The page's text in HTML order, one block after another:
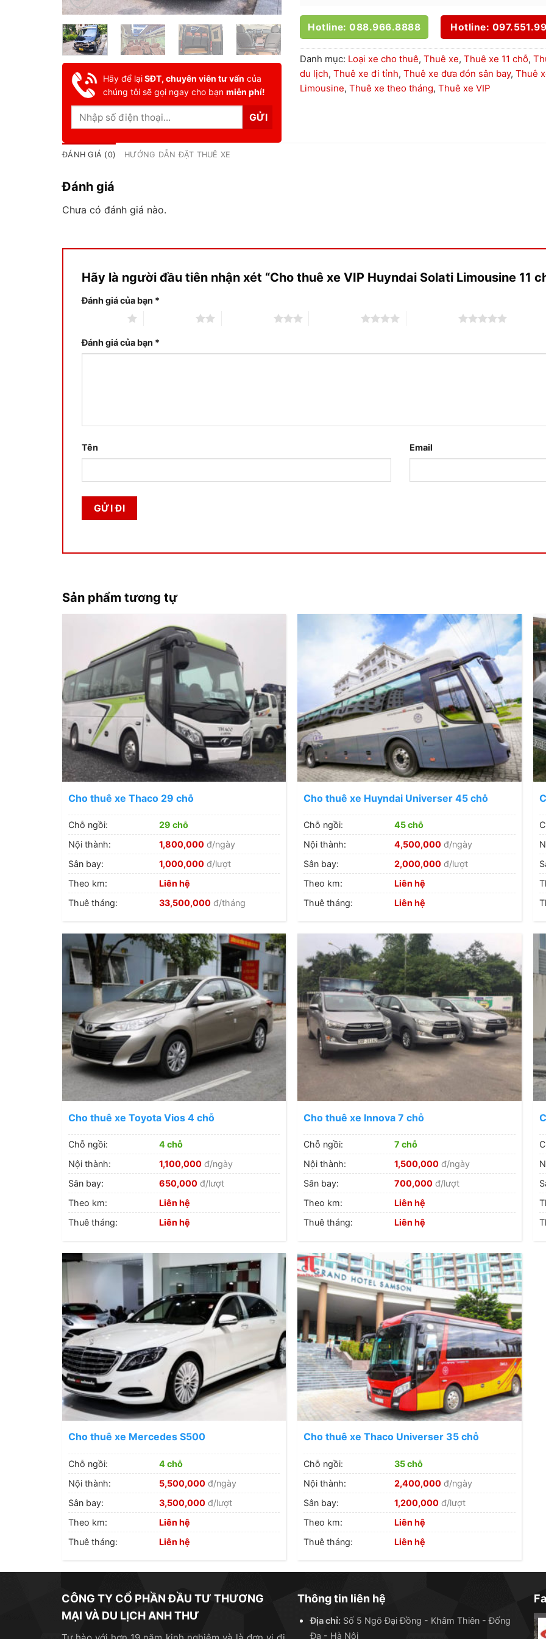
Hãy để lạiSĐT, chuyên viên tư vấn của
chúng tôi sẽ gọi ngay cho bạn miễn phí!
Hotline: 088.966.8888 Hotline:
Danh mục: Loại xe cho thuê, Thuê xe, Thuê xe 11 chỗ,
du lịch, Thuê xe đi tỉnh, Thuê xe đưa đón sân bay, Thuê
Limousine, Thuê xe theo tháng, Thuê xe VIP
ĐÁNH GIÁ (0) HƯỚNG DẪN ĐẶT THUÊ XE
Đánh giá
Chưa có đánh giá nào.
Hãy là người đầu tiên nhận xét “Cho thuê xe VIP Huyndai Solati Limousine 11
Đánh giá của bạn *
Đánh giá của bạn *
Tên Email
Sản phẩm tương tự
Cho thuê xe Thaco 29 chỗ
Chỗ ngồi:
29 chỗ
Nội thành:
1,800,000đ/ngày
Sân bay:
1,000,000đ/lượt
Theo km:
Liên hệ
Thuê tháng:
33,500,000đ/tháng
Cho thuê xe Huyndai Universer 45 chỗ
Chỗ ngồi:
45 chỗ
Nội thành:
4,500,000 đ/ngày
Sân bay:
2,000,000 đ/lượt
Theo km:
Liên hệ
Thuê tháng:
Liên hệ
Cho thuê xe Toyota Vios 4 chỗ
Chỗ ngồi:
4 chỗ
Nội thành:
1,100,000đ/ngày
Sân bay:
650,000đ/lượt
Theo km:
Liên hệ
Thuê tháng:
Liên hệ
Cho thuê xe Innova 7 chỗ
Chỗ ngồi:
7 chỗ
Nội thành:
1,500,000 đ/ngày
Sân bay:
700,000 đ/lượt
Theo km:
Liên hệ
Thuê tháng:
Liên hệ
Cho thuê xe Mercedes S500
Chỗ ngồi:
4 chỗ
Nội thành:
5,500,000đ/ngày
Sân bay:
3,500,000đ/lượt
Theo km:
Liên hệ
Thuê tháng:
Liên hệ
Cho thuê xe Thaco Universer 35 chỗ
Chỗ ngồi:
35 chỗ
Nội thành:
2,400,000 đ/ngày
Sân bay:
1,200,000 đ/lượt
Theo km:
Liên hệ
Thuê tháng:
Liên hệ
CÔNG TY CỔ PHẦN ĐẦU TƯ THƯƠNG
MẠI VÀ DU LỊCH ANH THƯ
Thông tin liên hệ
Địa chỉ:Số 5 Ngõ Đại Đồng - Khâm Thiên - Đống
Đa - Hà Nội